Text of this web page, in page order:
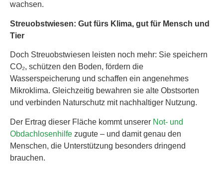
wachsen.
Streuobstwiesen: Gut fürs Klima, gut für Mensch und
Tier
Doch Streuobstwiesen leisten noch mehr: Sie speichern
CO₂, schützen den Boden, fördern die
Wasserspeicherung und schaffen ein angenehmes
Mikroklima. Gleichzeitig bewahren sie alte Obstsorten
und verbinden Naturschutz mit nachhaltiger Nutzung.
Der Ertrag dieser Fläche kommt unserer Not- und
Obdachlosenhilfe zugute – und damit genau den
Menschen, die Unterstützung besonders dringend
brauchen.